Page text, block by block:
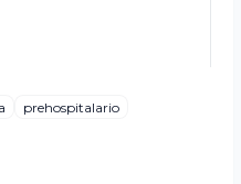
prehospitalario